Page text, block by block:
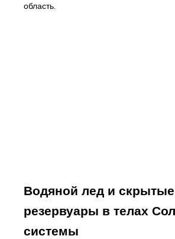
область.
Водяной лед и скрытые
резервуары в телах
системы